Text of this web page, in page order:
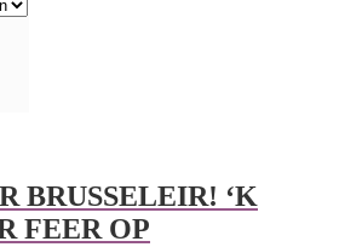
BRUSSELEIR! ‘K
FEER OP